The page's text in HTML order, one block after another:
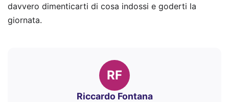
davvero dimenticarti di cosa indossi e goderti la
giornata.
RF
Riccardo Fontana